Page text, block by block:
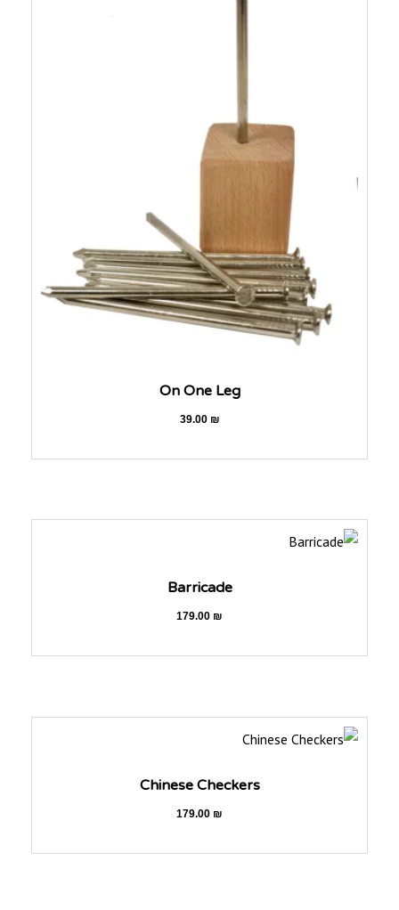
On One Leg
39.00₪
Barricade
179.00₪
Chinese Checkers
179.00₪